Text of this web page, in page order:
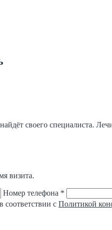
своего специалиста.
визита.
Номер телефона *
соответствии с Политикой